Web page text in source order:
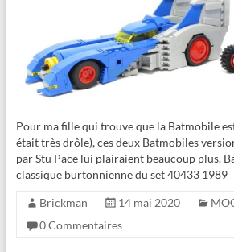
Pour ma fille qui trouve que la Batmobile
était très drôle), ces deux Batmobiles
par Stu Pace lui plairaient beaucoup plus.
classique burtonnienne du set 40433 1989
Brickman 14 mai 2020
0 Commentaires